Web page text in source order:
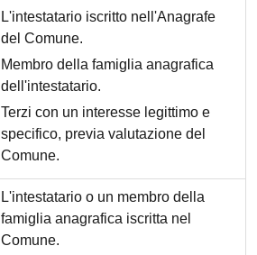
L'intestatario iscritto nell'Anagrafe
del Comune.
Membro della famiglia anagrafica
dell'intestatario.
Terzi con un interesse legittimo e
specifico, previa valutazione del
Comune.
L'intestatario o un membro della
famiglia anagrafica iscritta nel
Comune.